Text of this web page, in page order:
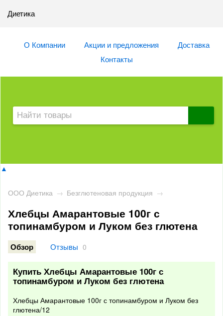
Диетика
О Компании Акции и предложения
Доставка
Контакты
▲
ООО Диетика → Безглютеновая продукция →
Хлебцы Амарантовые 100г с
топинамбуром и Луком без глютена
Обзор Отзывы 0
Купить Хлебцы Амарантовые 100г с
топинамбуром и Луком без глютена
Хлебцы Амарантовые 100г с топинамбуром и Луком без
глютена/12